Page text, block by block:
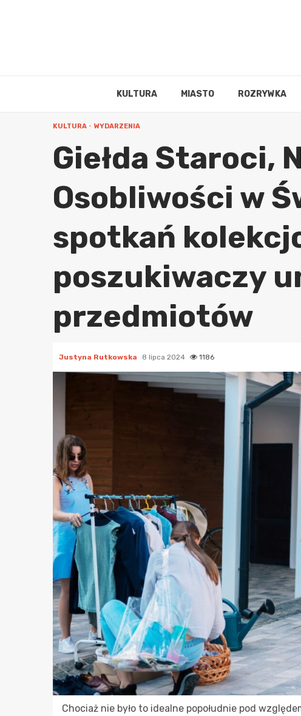
KULTURA MIASTO ROZRYWKA
KULTURA WYDARZENIA
Giełda Staroci,
Osobliwości w
spotkań
poszukiwaczy
przedmiotów
Justyna Rutkowska 8 lipca 2024 1186
Chociaż nie było to idealne popołudnie pod